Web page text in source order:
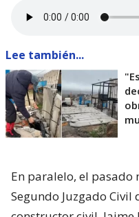
Lee también...
En paralelo, el pasado
Segundo Juzgado